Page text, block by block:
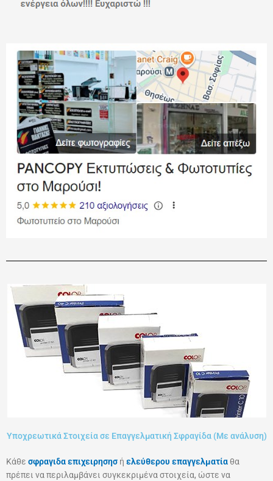
Υποχρεωτικά Στοιχεία σε Επαγγελματική Σφραγίδα (Με ανάλυση)
Κάθε σφραγιδα επιχειρησησ ή ελεύθερου επαγγελματία θα
πρέπει να περιλαμβάνει συγκεκριμένα στοιχεία, ώστε να